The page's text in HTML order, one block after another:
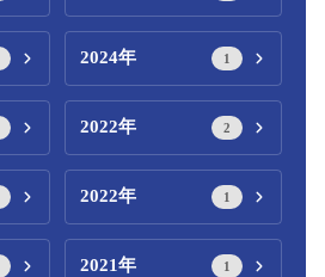
2024年 1
2022年 2
2022年 1
2021年 1